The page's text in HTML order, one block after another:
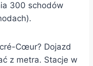
300 schodów
Cœur? Dojazd
z metra. Stacje w